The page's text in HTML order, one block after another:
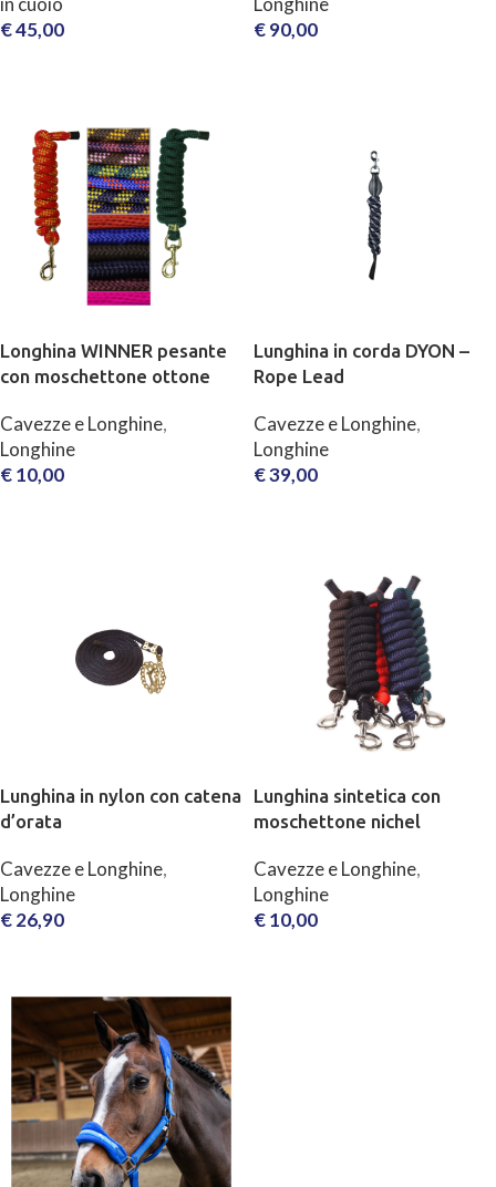
€45,00
€90,00
Longhina WINNER pesante
con moschettone ottone
Cavezze e Longhine,
Longhine
€10,00
Lunghina in corda DYON –
Rope Lead
Cavezze e Longhine,
Longhine
€39,00
Lunghina in nylon con catena
d’orata
Cavezze e Longhine,
Longhine
€26,90
Lunghina sintetica con
moschettone nichel
Cavezze e Longhine,
Longhine
€10,00